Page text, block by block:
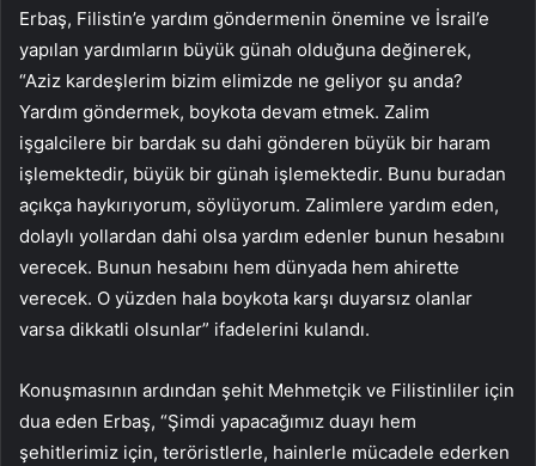
Erbaş, Filistin’e yardım göndermenin önemine ve İsrail’e
yapılan yardımların büyük günah olduğuna değinerek,
“Aziz kardeşlerim bizim elimizde ne geliyor şu anda?
Yardım göndermek, boykota devam etmek. Zalim
işgalcilere bir bardak su dahi gönderen büyük bir haram
işlemektedir, büyük bir günah işlemektedir. Bunu buradan
açıkça haykırıyorum, söylüyorum. Zalimlere yardım eden,
dolaylı yollardan dahi olsa yardım edenler bunun hesabını
verecek. Bunun hesabını hem dünyada hem ahirette
verecek. O yüzden hala boykota karşı duyarsız olanlar
varsa dikkatli olsunlar” ifadelerini kulandı.
Konuşmasının ardından şehit Mehmetçik ve Filistinliler için
dua eden Erbaş, “Şimdi yapacağımız duayı hem
şehitlerimiz için, teröristlerle, hainlerle mücadele ederken